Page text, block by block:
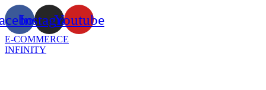
Ir
al
contenido
InstagramYoutube
E-COMMERCE
INFINITY